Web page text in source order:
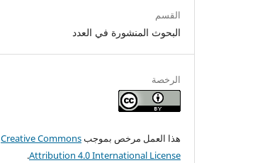
القسم
البحوث المنشورة في العدد
الرخصة
هذا العمل مرخص بموجبCreative Commons
Attribution 4.0 International License
.